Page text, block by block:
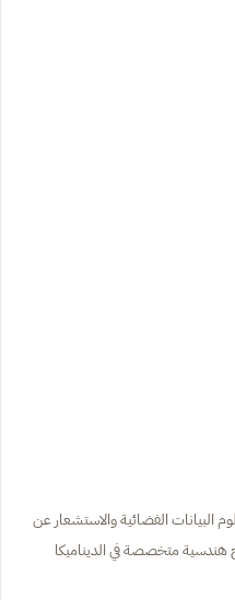
البيانات الفضائية والاستشعار عن
هندسية متخصصة في الديناميكا